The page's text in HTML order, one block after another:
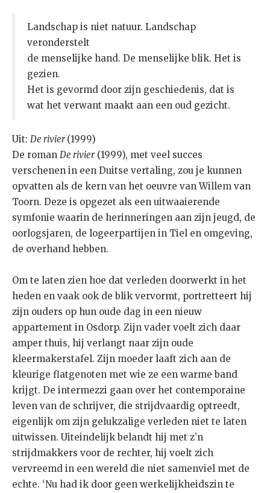
Landschap is niet natuur. Landschap
veronderstelt
de menselijke hand. De menselijke blik. Het is
gezien.
Het is gevormd door zijn geschiedenis, dat is
wat het verwant maakt aan een oud gezicht.
Uit: De rivier(1999)
De roman De rivier(1999), met veel succes
verschenen in een Duitse vertaling, zou je kunnen
opvatten als de kern van het oeuvre van Willem van
Toorn. Deze is opgezet als een uitwaaierende
symfonie waarin de herinneringen aan zijn jeugd, de
oorlogsjaren, de logeerpartijen in Tiel en omgeving,
de overhand hebben.
Om te laten zien hoe dat verleden doorwerkt in het
heden en vaak ook de blik vervormt, portretteert hij
zijn ouders op hun oude dag in een nieuw
appartement in Osdorp. Zijn vader voelt zich daar
amper thuis, hij verlangt naar zijn oude
kleermakerstafel. Zijn moeder laaft zich aan de
kleurige flatgenoten met wie ze een warme band
krijgt. De intermezzi gaan over het contemporaine
leven van de schrijver, die strijdvaardig optreedt,
eigenlijk om zijn gelukzalige verleden niet te laten
uitwissen. Uiteindelijk belandt hij met z’n
strijdmakkers voor de rechter, hij voelt zich
vervreemd in een wereld die niet samenviel met de
echte. ‘Nu had ik door geen werkelijkheidszin te